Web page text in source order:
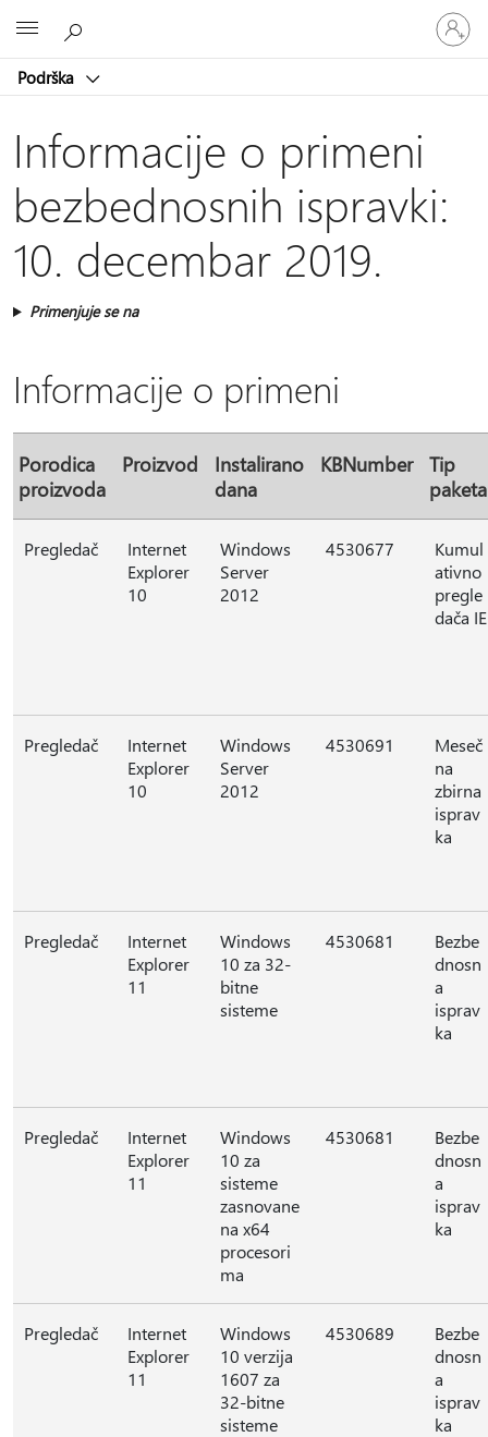
Podrška
Prijavite
se
na
Informacije o primeni
bezbednosnih ispravki:
10. decembar 2019.
Primenjuje se na
Informacije o primeni
Porodica
proizvoda
Proizvod
Instalirano
dana
KBNumber
Tip
paketa
Pregledač
Internet
Explorer
10
Windows
Server
2012
4530677
Kumul
ativno
pregle
dača IE
Pregledač
Internet
Explorer
10
Windows
Server
2012
4530691
Meseč
na
zbirna
isprav
ka
Pregledač
Internet
Explorer
11
Windows
10 za 32-
bitne
sisteme
4530681
Bezbe
dnosn
a
isprav
ka
Pregledač
Internet
Explorer
11
Windows
10 za
sisteme
zasnovane
na x64
procesori
ma
4530681
Bezbe
dnosn
a
isprav
ka
Pregledač
Internet
Explorer
11
Windows
10 verzija
1607 za
32-bitne
sisteme
4530689
Bezbe
dnosn
a
isprav
ka